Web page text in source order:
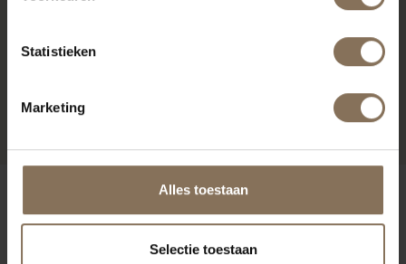
Statistieken
Marketing
Alles toestaan
Selectie toestaan
JOPS WERKSTOEL
VANAF
ONZE MERKEN